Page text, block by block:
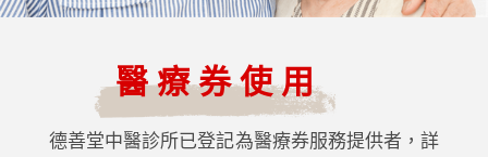
醫療券使用
德善堂中醫診所已登記為醫療券服務提供者，詳